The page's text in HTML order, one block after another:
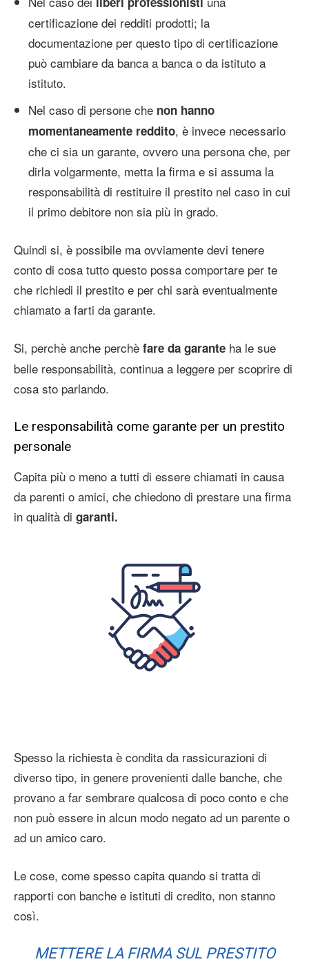
certificazione dei redditi prodotti; la
documentazione per questo tipo di certificazione
può cambiare da banca a banca o da istituto a
istituto.
Nel caso di persone che non hanno
momentaneamente reddito, è invece necessario
che ci sia un garante, ovvero una persona che, per
dirla volgarmente, metta la firma e si assuma la
responsabilità di restituire il prestito nel caso in cui
il primo debitore non sia più in grado.
Quindi si, è possibile ma ovviamente devi tenere
conto di cosa tutto questo possa comportare per te
che richiedi il prestito e per chi sarà eventualmente
chiamato a farti da garante.
Si, perchè anche perchè fare da garante ha le sue
belle responsabilità, continua a leggere per scoprire di
cosa sto parlando.
Le responsabilità come garante per un prestito
personale
Capita più o meno a tutti di essere chiamati in causa
da parenti o amici, che chiedono di prestare una firma
in qualità di garanti.
Spesso la richiesta è condita da rassicurazioni di
diverso tipo, in genere provenienti dalle banche, che
provano a far sembrare qualcosa di poco conto e che
non può essere in alcun modo negato ad un parente o
ad un amico caro.
Le cose, come spesso capita quando si tratta di
rapporti con banche e istituti di credito, non stanno
così.
METTERE LA FIRMA SUL PRESTITO